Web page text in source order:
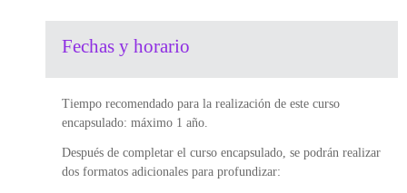
Fechas y horario
Tiempo recomendado para la realización de este curso
encapsulado: máximo 1 año.
Después de completar el curso encapsulado, se podrán realizar
dos formatos adicionales para profundizar: